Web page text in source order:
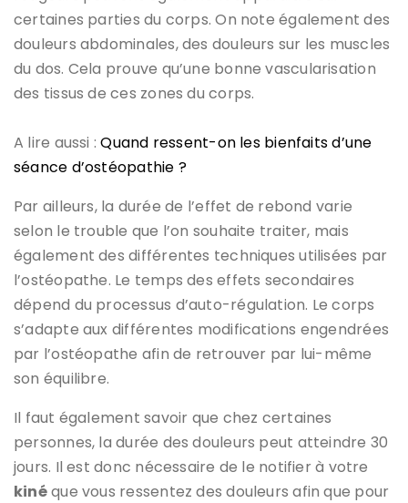
certaines parties du corps. On note également des
douleurs abdominales, des douleurs sur les muscles
du dos. Cela prouve qu’une bonne vascularisation
des tissus de ces zones du corps.
A lire aussi :Quand ressent-on les bienfaits d’une
séance d’ostéopathie ?
Par ailleurs, la durée de l’effet de rebond varie
selon le trouble que l’on souhaite traiter, mais
également des différentes techniques utilisées par
l’ostéopathe. Le temps des effets secondaires
dépend du processus d’auto-régulation. Le corps
s’adapte aux différentes modifications engendrées
par l’ostéopathe afin de retrouver par lui-même
son équilibre.
Il faut également savoir que chez certaines
personnes, la durée des douleurs peut atteindre 30
jours. Il est donc nécessaire de le notifier à votre
kinéque vous ressentez des douleurs afin que pour